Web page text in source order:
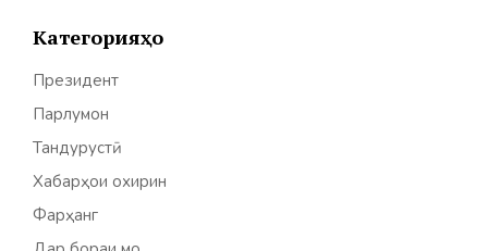
Категорияҳо
Президент
Парлумон
Тандурустӣ
Хабарҳои охирин
Фарҳанг